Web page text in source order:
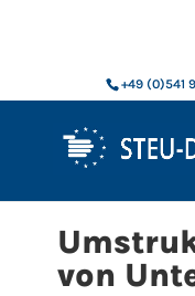
+49 (0)541
von